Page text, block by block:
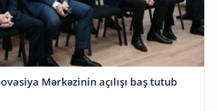
Mərkəzinin açılışı baş tutub